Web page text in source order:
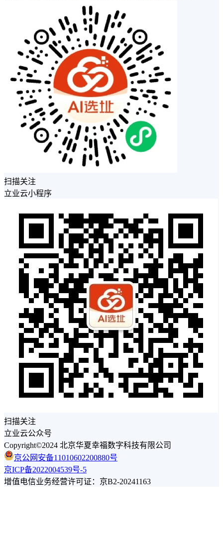
扫描关注
立业云小程序
扫描关注
立业云公众号
Copyright©2024 北京华夏幸福数字科技有限公司
京公网安备11010602200880号
京ICP备2022004539号-5
增值电信业务经营许可证：京B2-20241163